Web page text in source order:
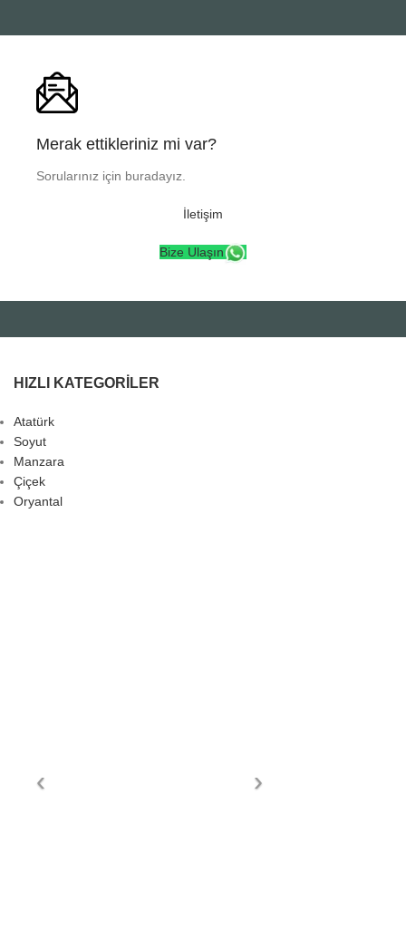
Merak ettikleriniz mi var?
Sorularınız için buradayız.
İletişim
Bize Ulaşın
HIZLI KATEGORILER
Atatürk
Soyut
Manzara
Çiçek
Oryantal